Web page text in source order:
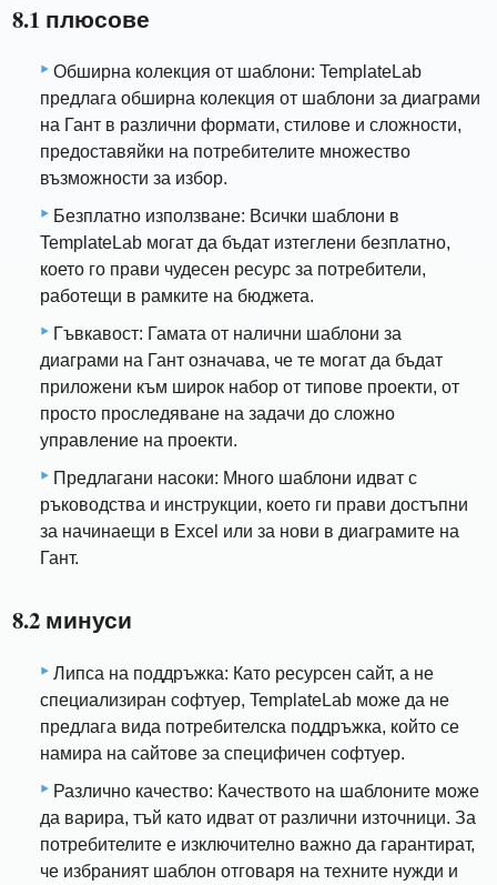
8.1 плюсове
Обширна колекция от шаблони: TemplateLab
предлага обширна колекция от шаблони за диаграми
на Гант в различни формати, стилове и сложности,
предоставяйки на потребителите множество
възможности за избор.
Безплатно използване: Всички шаблони в
TemplateLab могат да бъдат изтеглени безплатно,
което го прави чудесен ресурс за потребители,
работещи в рамките на бюджета.
Гъвкавост: Гамата от налични шаблони за
диаграми на Гант означава, че те могат да бъдат
приложени към широк набор от типове проекти, от
просто проследяване на задачи до сложно
управление на проекти.
Предлагани насоки: Много шаблони идват с
ръководства и инструкции, което ги прави достъпни
за начинаещи в Excel или за нови в диаграмите на
Гант.
8.2 минуси
Липса на поддръжка: Като ресурсен сайт, а не
специализиран софтуер, TemplateLab може да не
предлага вида потребителска поддръжка, който се
намира на сайтове за специфичен софтуер.
Различно качество: Качеството на шаблоните може
да варира, тъй като идват от различни източници. За
потребителите е изключително важно да гарантират,
че избраният шаблон отговаря на техните нужди и